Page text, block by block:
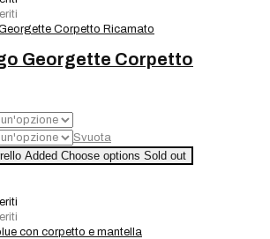
Georgette Corpetto
Svuota
Added Choose options Sold out